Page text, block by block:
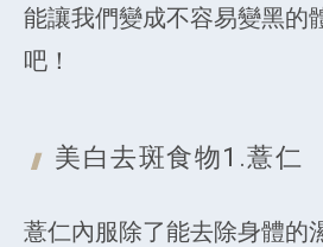
能讓我們變成不容易變黑的
吧！
美白去斑食物1.薏仁
薏仁內服除了能去除身體的